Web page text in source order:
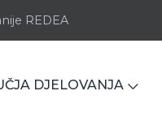
REDEA
DJELOVANJA